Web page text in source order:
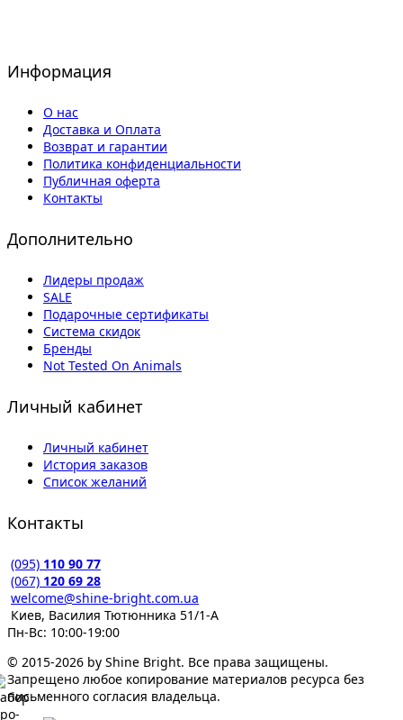
Информация
О нас
Доставка и Оплата
Возврат и гарантии
Политика конфиденциальности
Публичная оферта
Контакты
Дополнительно
Лидеры продаж
SALE
Подарочные сертификаты
Система скидок
Бренды
Not Tested On Animals
Личный кабинет
Личный кабинет
История заказов
Список желаний
Контакты
(095) 110 90 77
(067) 120 69 28
welcome@shine-bright.com.ua
Киев, Василия Тютюнника 51/1-А
Пн-Вс: 10:00-19:00
© 2015-2026 by Shine Bright. Все права защищены.
Запрещено любое копирование материалов ресурса без
письменного согласия владельца.